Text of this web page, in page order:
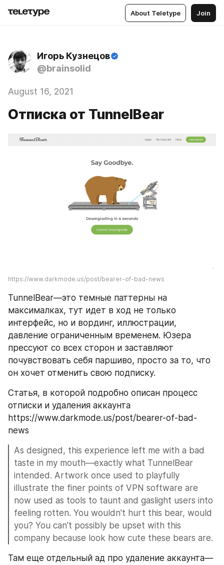
About Teletype Join
Игорь Кузнецов
@brainsolid
August 16, 2021
Отписка от TunnelBear
https://www.darkmode.us/post/bearer-of-bad-news
TunnelBear—это темные паттерны на
максималках, тут идет в ход не только
интерфейс, но и вординг, иллюстрации,
давление ограниченным временем. Юзера
прессуют со всех сторон и заставляют
почувствовать себя паршиво, просто за то, что
он хочет отменить свою подписку.
Статья, в которой подробно описан процесс
отписки и удаления аккаунта
https://www.darkmode.us/post/bearer-of-bad-
news
As designed, this experience left me with a bad
taste in my mouth—exactly what TunnelBear
intended. Artwork once used to playfully
illustrate the finer points of VPN software are
now used as tools to taunt and gaslight users into
feeling rotten. You wouldn't hurt this bear, would
you? You can't possibly be upset with this
company because look how cute these bears are.
Там еще отдельный ад про удаление аккаунта—